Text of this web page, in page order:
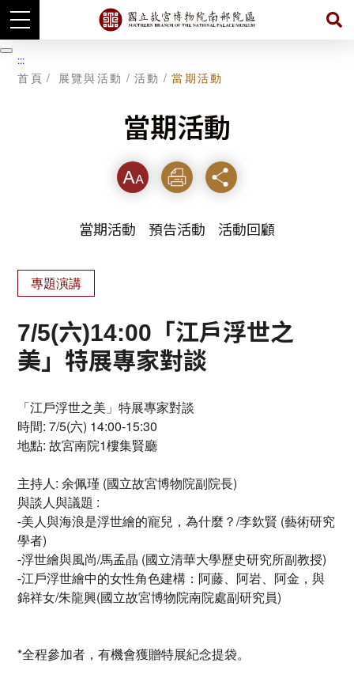
跳
到
暫
停
:::
首頁 展覽與活動 活動 當期活動
當期活動
字級 列印 分享
當期活動 預告活動 活動回顧
專題演講
7/5(六)14:00「江戶浮世之
美」特展專家對談
「江戶浮世之美」特展專家對談
時間: 7/5(六) 14:00-15:30
地點: 故宮南院1樓集賢廳
主持人: 余佩瑾 (國立故宮博物院副院長)
與談人與議題 :
-美人與海浪是浮世繪的寵兒，為什麼？/李欽賢 (藝術研究
學者)
-浮世繪與風尚/馬孟晶 (國立清華大學歷史研究所副教授)
-江戶浮世繪中的女性角色建構：阿藤、阿岩、阿金，與
錦祥女/朱龍興(國立故宮博物院南院處副研究員)
*全程參加者，有機會獲贈特展紀念提袋。